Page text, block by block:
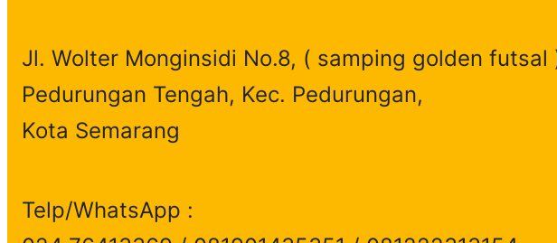
Jl. Wolter Monginsidi No.8, ( samping golden futsal
Pedurungan Tengah, Kec. Pedurungan,
Kota Semarang
Telp/WhatsApp :